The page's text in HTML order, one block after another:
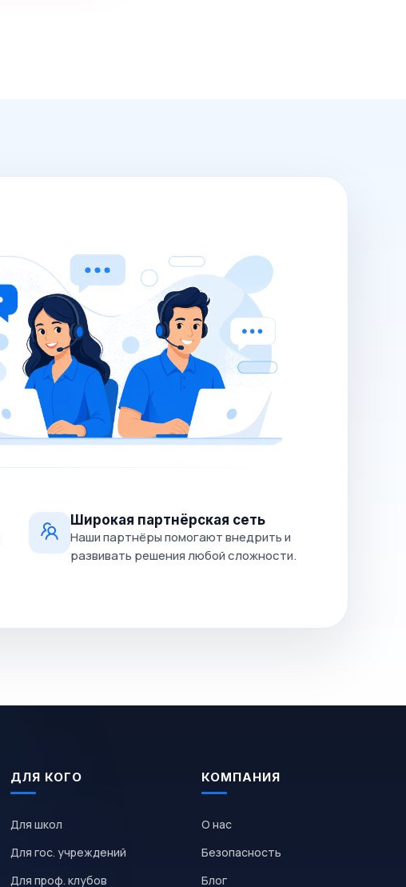
Широкая партнёрская сеть
Наши партнёры помогают внедрить и
развивать решения любой сложности.
ДЛЯ КОГО
Для школ
Для гос. учреждений
Для проф. клубов
КОМПАНИЯ
О нас
Безопасность
Блог